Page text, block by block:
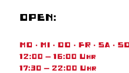
OPEN:
MO · MI · DO · FR · SA · SO
12:00 – 16:00 Uhr
17:30 – 22:00 Uhr